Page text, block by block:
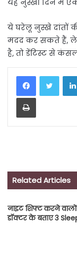
यह नुस्खा दिन में
ये घरेलू नुस्खे दांतों
मदद कर सकते हैं,
है, तो डेंटिस्ट से
Print
Related Articles
नाइट शिफ्ट करने
डॉक्टर के बताए 3